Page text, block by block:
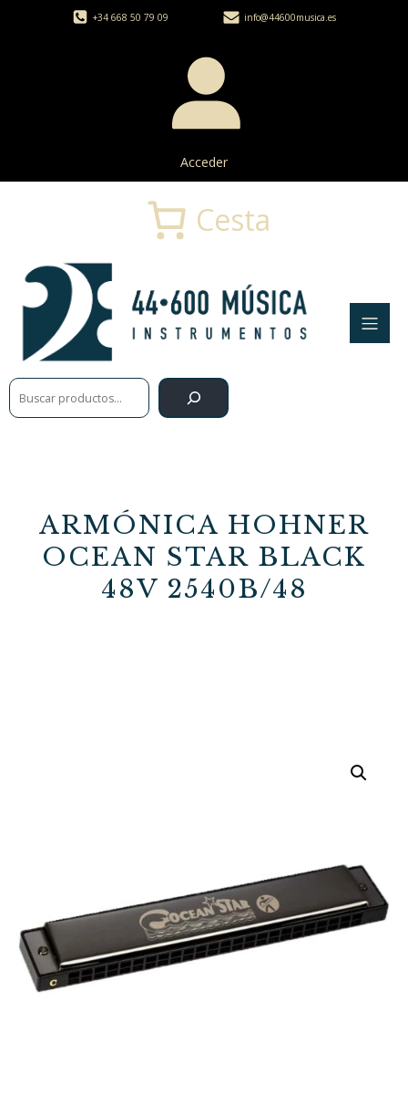
+34 668 50 79 09 info@44600musica.es
Acceder
Buscar
Cesta
ARMÓNICA HOHNER
OCEAN STAR BLACK
48V 2540B/48